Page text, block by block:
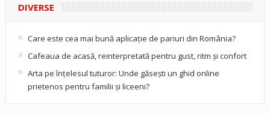
DIVERSE
Care este cea mai bună aplicație de pariuri din România?
Cafeaua de acasă, reinterpretată pentru gust, ritm și confort
Arta pe înțelesul tuturor: Unde găsești un ghid online
prietenos pentru familii și liceeni?